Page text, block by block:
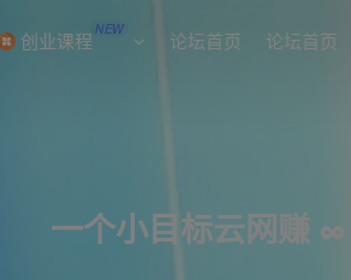
创业课程 NEW 论坛首页 论坛首页
一个小目标云网赚